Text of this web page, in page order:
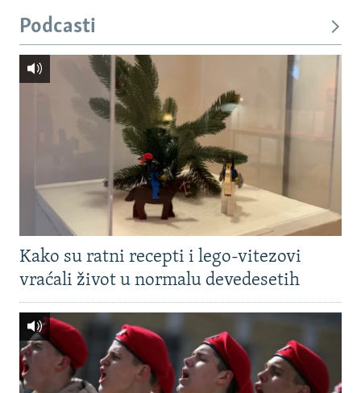
Podcasti
Kako su ratni recepti i lego-vitezovi
vraćali život u normalu devedesetih